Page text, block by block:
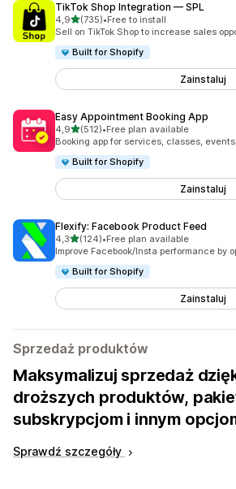
TikTok Shop Integration — SPL
4,9na 5 gwiazdek
(735)
Łączna liczba recenzji: 735
•Free to install
Sell on TikTok Shop to increase sales
Built for Shopify
Zainstaluj
Easy Appointment Booking App
4,9na 5 gwiazdek
(512)
Łączna liczba recenzji: 512
•Free plan available
Booking app for services, classes,
Built for Shopify
Zainstaluj
Flexify: Facebook Product Feed
4,3na 5 gwiazdek
(124)
Łączna liczba recenzji: 124
•Free plan available
Improve Facebook/Insta performance by
Built for Shopify
Zainstaluj
Sprzedaż produktów
Maksymalizuj sprzedaż
droższych produktów,
subskrypcjom i innym
Sprawdź szczegóły